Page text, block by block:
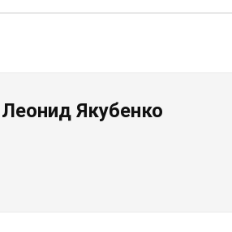
Леонид Якубенко